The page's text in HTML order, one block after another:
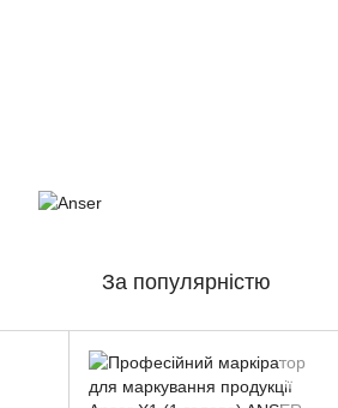
За популярністю